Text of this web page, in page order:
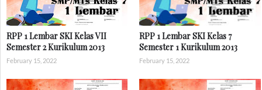
RPP 1 Lembar SKI Kelas VII
Semester 2 Kurikulum 2013
February 15, 2022
RPP 1 Lembar SKI Kelas 7
Semester 1 Kurikulum 2013
February 15, 2022